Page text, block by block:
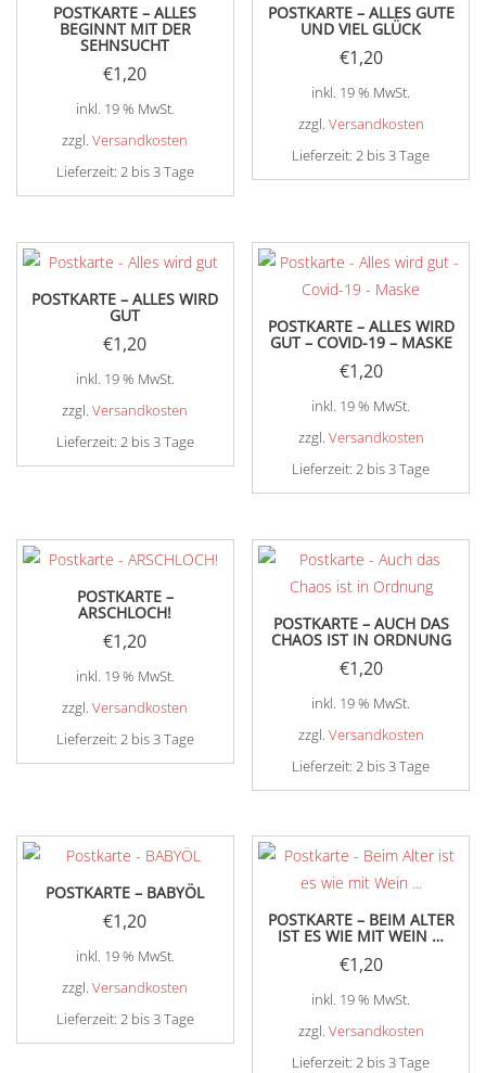
POSTKARTE – ALLES
BEGINNT MIT DER
SEHNSUCHT
€1,20
inkl. 19 % MwSt.
zzgl.Versandkosten
Lieferzeit: 2 bis 3 Tage
POSTKARTE – ALLES GUTE
UND VIEL GLÜCK
€1,20
inkl. 19 % MwSt.
zzgl. Versandkosten
Lieferzeit:2 bis 3 Tage
POSTKARTE – ALLES WIRD
GUT
€1,20
inkl. 19 % MwSt.
zzgl.Versandkosten
Lieferzeit: 2 bis 3 Tage
POSTKARTE – ALLES WIRD
GUT – COVID-19 – MASKE
€1,20
inkl. 19 % MwSt.
zzgl. Versandkosten
Lieferzeit:2 bis 3 Tage
POSTKARTE –
ARSCHLOCH!
€1,20
inkl. 19 % MwSt.
zzgl.Versandkosten
Lieferzeit: 2 bis 3 Tage
POSTKARTE – AUCH DAS
CHAOS IST IN ORDNUNG
€1,20
inkl. 19 % MwSt.
zzgl. Versandkosten
Lieferzeit:2 bis 3 Tage
POSTKARTE – BABYÖL
€1,20
inkl. 19 % MwSt.
zzgl.Versandkosten
Lieferzeit: 2 bis 3 Tage
POSTKARTE – BEIM ALTER
IST ES WIE MIT WEIN …
€1,20
inkl. 19 % MwSt.
zzgl. Versandkosten
Lieferzeit:2 bis 3 Tage